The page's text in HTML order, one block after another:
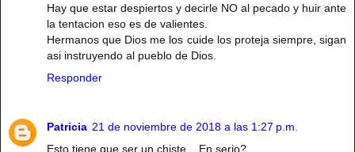
Hay que estar despiertos y decirle NO al pecado y huir ante
la tentacion eso es de valientes.
Hermanos que Dios me los cuide los proteja siempre, sigan
asi instruyendo al pueblo de Dios.
Responder
Patricia 21 de noviembre de 2018 a las 1:27 p.m.
Esto tiene que ser un chiste... En serio?